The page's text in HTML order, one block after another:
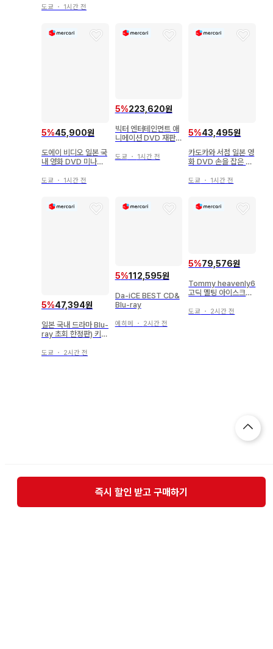
r Box
도쿄 ・ 1시간 전
5%45,900원
도에이 비디오 일본 국
내 영화 DVD 미나미
스해줘
도쿄 ・ 1시간 전
5%223,620원
빅터 엔터테인먼트 애
니메이션 DVD 재판
퍼 프리미엄 BOX
도쿄 ・ 1시간 전
5%43,495원
카도카와 서점 일본 영
화 DVD 손을 잡은 아
도쿄 ・ 1시간 전
5%47,394원
일본 국내 드라마 Blu-
ray 초회 한정판) 키시
는다
도쿄 ・ 2시간 전
5%112,595원
Da-iCE BEST CD&
Blu-ray
에히메 ・ 2시간 전
5%79,576원
Tommy heavenly6
고딕 멜팅 아이스크림
어
도쿄 ・ 2시간 전
즉시 할인 받고 구매하기